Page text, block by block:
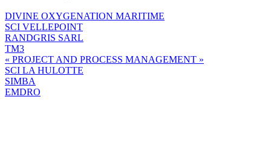
DIVINE OXYGENATION MARITIME
SCI VELLEPOINT
RANDGRIS SARL
TM3
« PROJECT AND PROCESS MANAGEMENT »
SCI LA HULOTTE
SIMBA
EMDRO